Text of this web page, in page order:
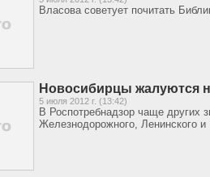
Власова советует почитать
Новосибирцы жалуются
5 июля 2012 г. (13:42)
В Роспотребнадзор чаще других
Железнодорожного, Ленинского и